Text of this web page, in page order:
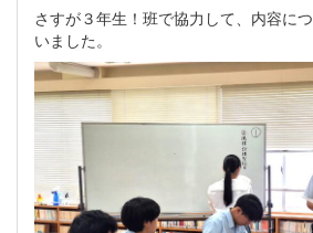
さすが３年生！班で協力して、内容に
いました。